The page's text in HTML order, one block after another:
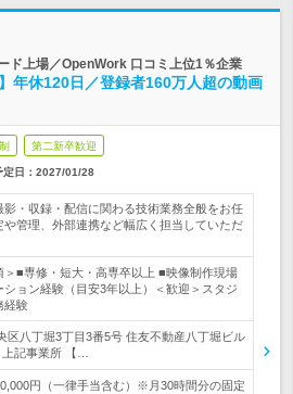
ド上場／OpenWork 口コミ上位1％企業
年休120日／登録者160万人超の動画
第二新卒歓迎
日： 2027/01/28
影・収録・配信に関わる技術業務全般をお任
や管理、外部連携など幅広く担当していただ
＞■専修・短大・高専卒以上 ■映像制作現場
ョン経験（目安3年以上）＜歓迎＞スタジ
経験
区八丁堀3丁目3番5号 住友不動産八丁堀ビル
記事業所 【…
円（一律手当含む）※月30時間分の固定